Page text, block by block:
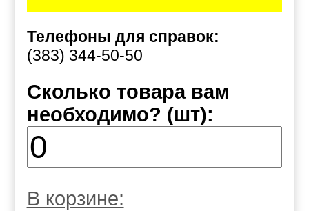
Телефоны для справок:
(383) 344-50-50
Сколько товара вам
необходимо? (шт):
В корзине: